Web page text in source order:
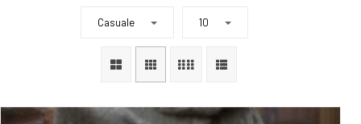
Casuale 10